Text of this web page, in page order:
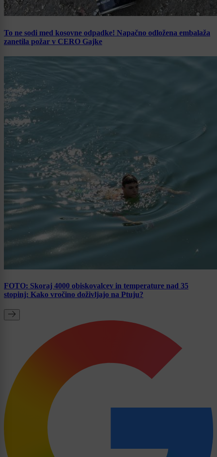
To ne sodi med kosovne odpadke! Napačno odložena embalaža
zanetila požar v CERO Gajke
FOTO: Skoraj 4000 obiskovalcev in temperature nad 35
stopinj: Kako vročino doživljajo na Ptuju?